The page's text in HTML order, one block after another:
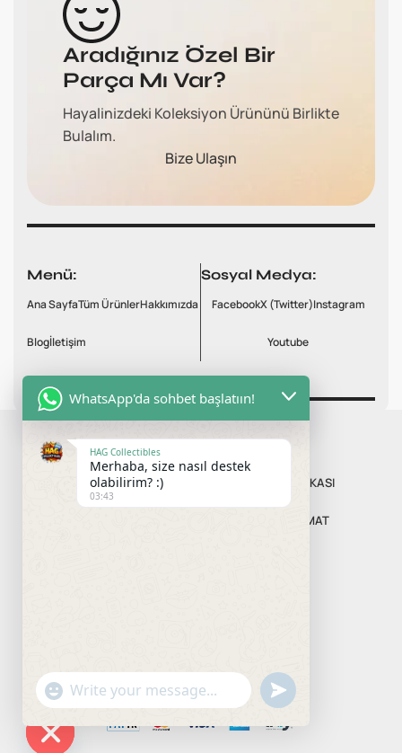
Aradığınız Özel Bir
Parça Mı Var?
Hayalinizdeki Koleksiyon Ürününü Birlikte
Bulalım.
Bize Ulaşın
Menü:
Ana SayfaTüm ÜrünlerHakkımızda
Blogİletişim
Sosyal Medya:
FacebookX (Twitter)Instagram
Youtube
MESAFELI SATIŞ SÖZLEŞMESI GIZLILIK POLITIKASI
ÖDEME VE TESLIMAT
WhatsApp'da sohbet başlatıın!
HAG Collectibles
Merhaba, size nasıl destek
olabilirim? :)
03:43
"+chaty_settings.lang.emoji_picker+"
WhatsApp
Message
undefined